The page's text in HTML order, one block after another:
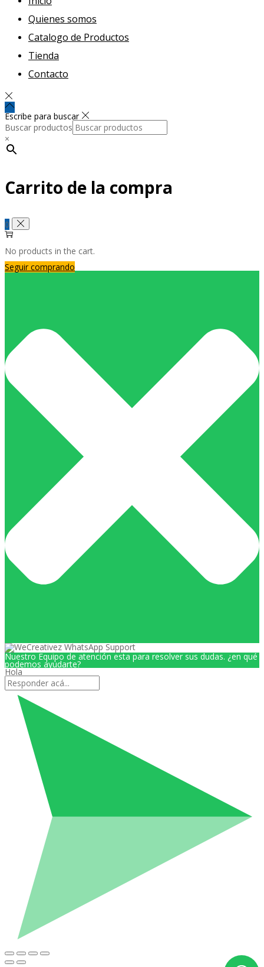
Quienes somos
Catalogo de Productos
Tienda
Contacto
Escribe para buscar
Buscar productos
×
Carrito de la compra
0
No products in the cart.
Seguir comprando
Nuestro Equipo de atención esta para resolver sus dudas. ¿en qué
podemos ayudarte?
Hola